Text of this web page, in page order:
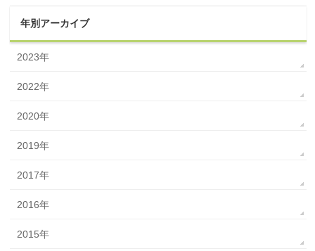
年別アーカイブ
2023年
2022年
2020年
2019年
2017年
2016年
2015年